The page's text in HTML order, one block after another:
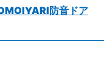
防音ドア